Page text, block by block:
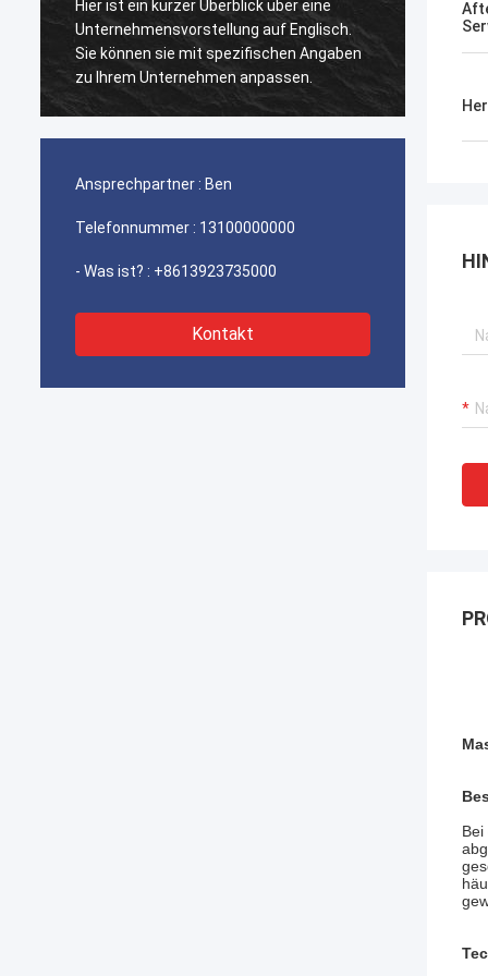
Hier ist ein kurzer Überblick über eine
Unternehmensvorstellung auf Englisch.
Sie können sie mit spezifischen Angaben
zu Ihrem Unternehmen anpassen.
die
es ist
Ansprechpartner : Ben
Telefonnummer : 13100000000
- Was ist? : +8613923735000
Kontakt